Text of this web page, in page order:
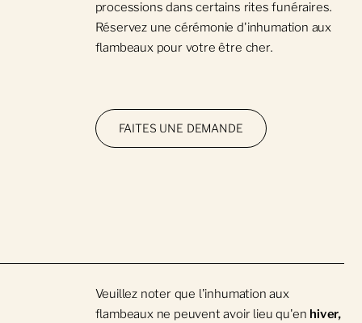
processions dans certains rites funéraires.
Réservez une cérémonie d'inhumation aux
flambeaux pour votre être cher.
FAITES UNE DEMANDE
Veuillez noter que l'inhumation aux
flambeaux ne peuvent avoir lieu qu'en hiver,